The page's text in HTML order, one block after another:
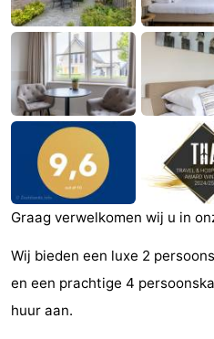
Zandput
Duinzicht
-
Joossesweg
Kustlicht
-
Meerpaal
Strandcamping
Valkenisse
Zee,
en
Hôtels
minutes
Plages
Graag verwelkomen wij u in
Wij bieden een luxe 2
en een prachtige 4
huur aan.